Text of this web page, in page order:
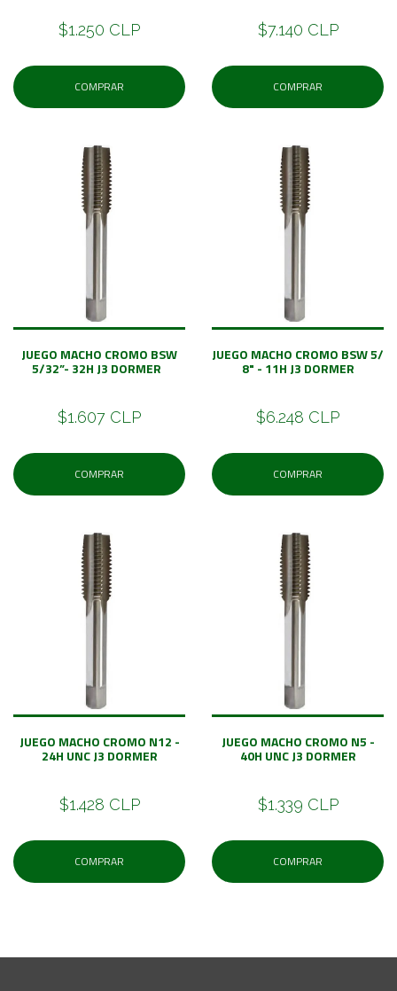
$1.250 CLP
COMPRAR
$7.140 CLP
COMPRAR
JUEGO MACHO CROMO BSW
5/32”- 32H J3 DORMER
$1.607 CLP
COMPRAR
JUEGO MACHO CROMO BSW 5/
8" - 11H J3 DORMER
$6.248 CLP
COMPRAR
JUEGO MACHO CROMO N12 -
24H UNC J3 DORMER
$1.428 CLP
COMPRAR
JUEGO MACHO CROMO N5 -
40H UNC J3 DORMER
$1.339 CLP
COMPRAR